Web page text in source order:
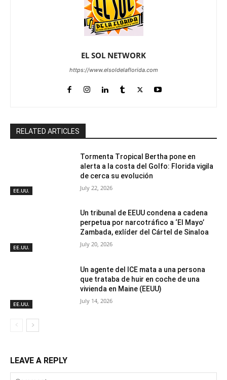
EL SOL NETWORK
https://www.elsoldelaflorida.com
RELATED ARTICLES
EE.UU.
Tormenta Tropical Bertha pone en
alerta a la costa del Golfo: Florida vigila
de cerca su evolución
July 22, 2026
EE.UU.
Un tribunal de EEUU condena a cadena
perpetua por narcotráfico a ‘El Mayo’
Zambada, exlíder del Cártel de Sinaloa
July 20, 2026
EE.UU.
Un agente del ICE mata a una persona
que trataba de huir en coche de una
vivienda en Maine (EEUU)
July 14, 2026
LEAVE A REPLY